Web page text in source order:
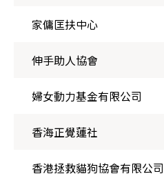
家傭匡扶中心
伸手助人協會
婦女動力基金有限公司
香海正覺蓮社
香港拯救貓狗協會有限公司